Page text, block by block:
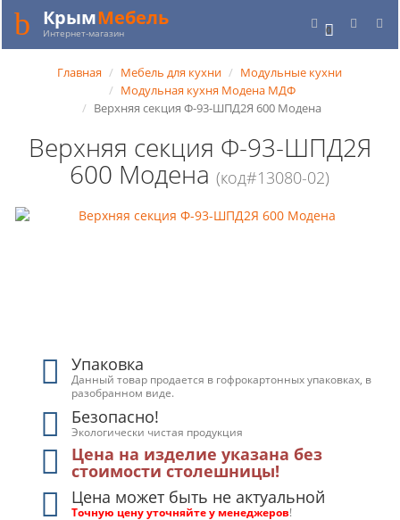
0
КрымМебель
Интернет-магазин
Главная Мебель для кухни
Модульные кухни
Модульная кухня Модена МДФ
Верхняя секция Ф-93-ШПД2Я 600 Модена
Верхняя секция Ф-93-ШПД2Я
600 Модена(код#13080-02)
Упаковка
Данный товар продается в гофрокартонных упаковках, в
разобранном виде.
Безопасно!
Экологически чистая продукция
Цена на изделие указана без
стоимости столешницы!
Цена может быть не актуальной
Точную цену уточняйте у менеджеров!